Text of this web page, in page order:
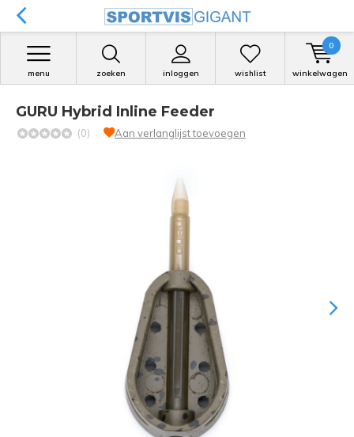
zoeken inloggen
menu wishlist winkelwagen
0
GURU Hybrid Inline Feeder
(0) Aan verlanglijst toevoegen